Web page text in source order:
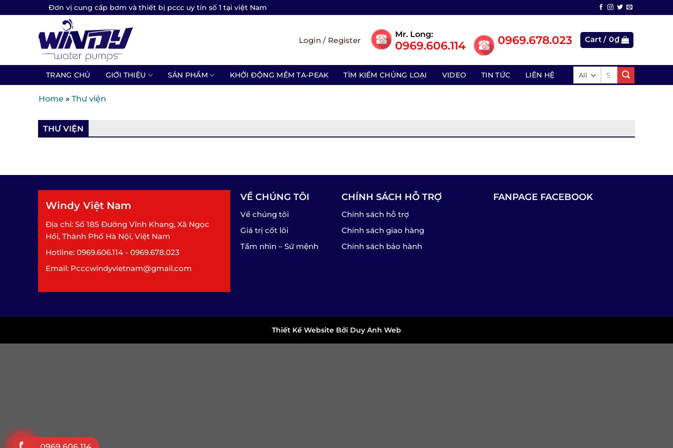
to
Đơn vị cung cấp bơm và thiết bị pccc uy tín số 1 tại việt Nam
Login / Register
Mr. Long:
0969.606.114 0969.678.023 Cart /0₫
TRANG CHỦ GIỚI THIỆU SẢN PHẨM KHỞI ĐỘNG MỀM TA-PEAK TÌM KIẾM CHỦNG LOẠI VIDEO TIN TỨC LIÊN HỆ
Home » Thư viện
THƯ VIỆN
Windy Việt Nam
Địa chỉ: Số 185 Đường Vĩnh Khang, Xã Ngọc
Hồi, Thành Phố Hà Nội, Việt Nam
Hotline: 0969.606.114 - 0969.678.023
Email: Pcccwindyvietnam@gmail.com
VỀ CHÚNG TÔI
Về chúng tôi
Giá trị cốt lõi
Tầm nhìn – Sứ mệnh
CHÍNH SÁCH HỖ TRỢ
Chính sách hỗ trợ
Chính sách giao hàng
Chính sách bảo hành
FANPAGE FACEBOOK
Thiết Kế Website Bởi Duy Anh Web